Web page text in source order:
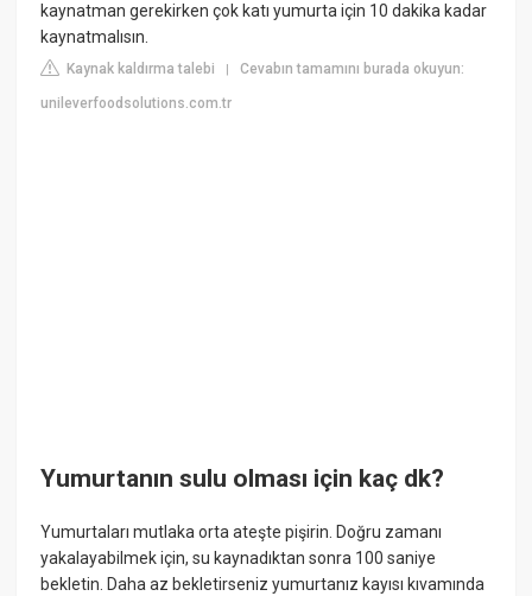
kaynatman gerekirken çok katı yumurta için 10 dakika kadar
kaynatmalısın.
Kaynak kaldırma talebi |Cevabın tamamını burada okuyun:
unileverfoodsolutions.com.tr
Yumurtanın sulu olması için kaç dk?
Yumurtaları mutlaka orta ateşte pişirin. Doğru zamanı
yakalayabilmek için, su kaynadıktan sonra 100 saniye
bekletin. Daha az bekletirseniz yumurtanız kayısı kıvamında